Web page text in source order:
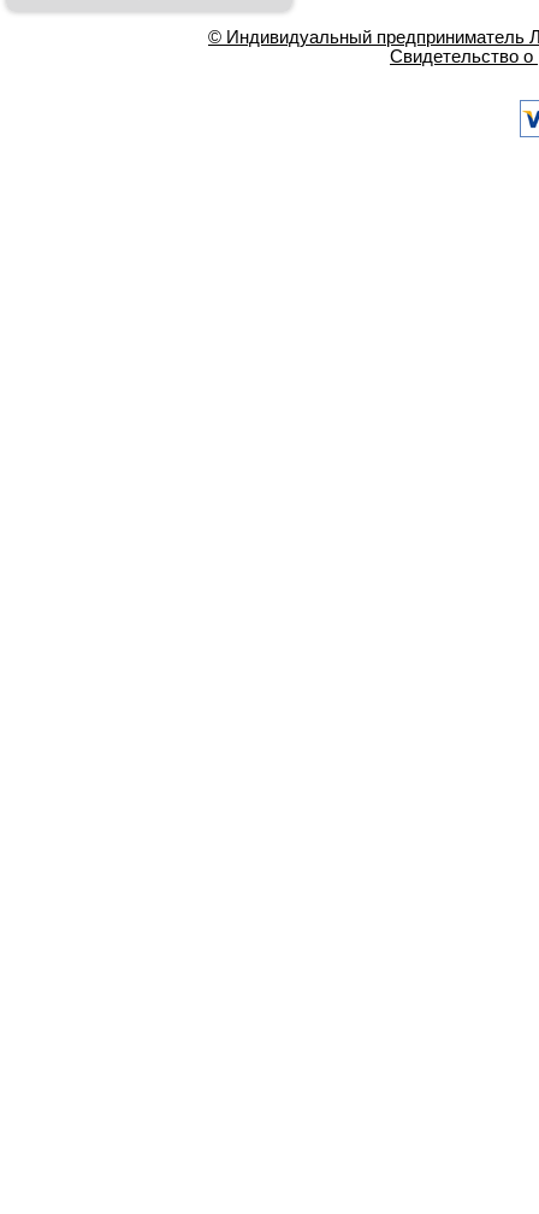
© Индивидуальный предприниматель
Свидетельство